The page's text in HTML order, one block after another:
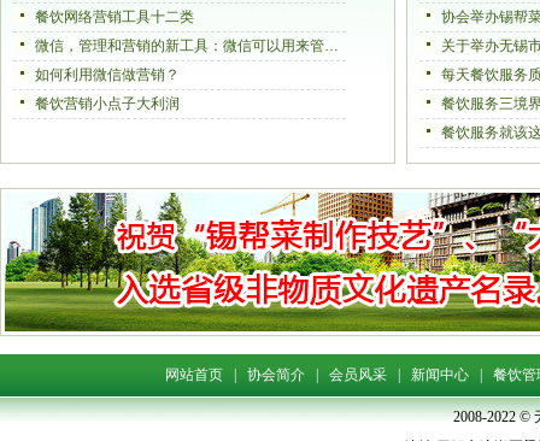
餐饮网络营销工具十二类
微信，管理和营销的新工具：微信可以用来管理酒店?酒店管理者能用微信调度全体员工和安排工作?
如何利用微信做营销？
餐饮营销小点子大利润
每天餐饮服务
餐饮服务三境
餐饮服务就该
网站首页 协会简介 会员风采 新闻中心 餐饮管
2008-2022 ©